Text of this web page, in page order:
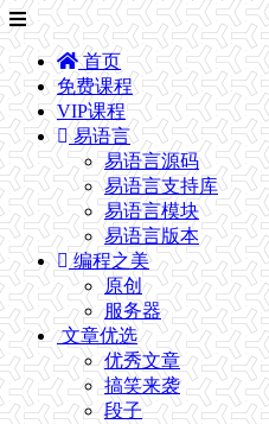
首页
免费课程
VIP课程
易语言
易语言源码
易语言支持库
易语言模块
易语言版本
编程之美
原创
服务器
文章优选
优秀文章
搞笑来袭
段子